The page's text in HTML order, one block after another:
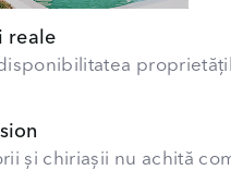
reale
și chiriașii nu achită